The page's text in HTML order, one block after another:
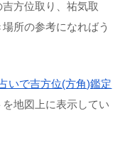
方位取り、祐気取
所の参考になればう
いで吉方位(方角)鑑定
地図上に表示してい